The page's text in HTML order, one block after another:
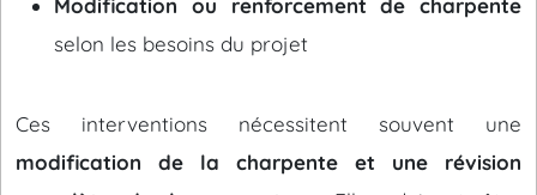
selon les besoins du projet
Ces interventions nécessitent souvent une
modification de la charpente et une révision